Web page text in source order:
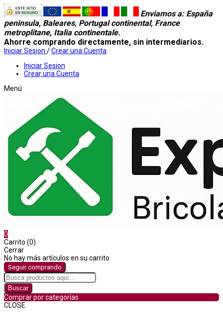
Enviamos a: España
peninsula, Baleares, Portugal continental, France
metroplitane, Italia continentale.
Ahorre comprando directamente, sin intermediarios.
Iniciar Sesion /Crear una Cuenta
Iniciar Sesion
Crear una Cuenta
Menú
0
Carrito (0)
Cerrar
No hay más artículos en su carrito
Seguir comprando
Buscar
Comprar por categorías
CLOSE